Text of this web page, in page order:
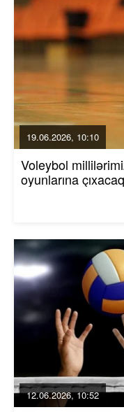
19.06.2026, 10:10
Voleybol
oyunlarına çıxacaq
12.06.2026, 10:52